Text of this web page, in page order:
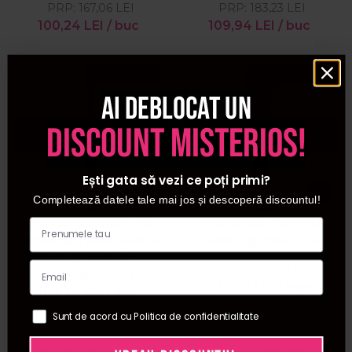
100,24 LEI / buc
PRP: 167,06 LEI
109,94 LEI / buc
PRP: 183,23 LEI
Stoc epuizat
Evagarden Pensula
limba de pisica pentru
fard de ochi nr. 7
100,24LEI / buc
PRP:
Stoc epuizat
Pret special
Evagarden Pensula
Ai deblocat un
discount misterios!
Ești gata să vezi ce poți primi?
Completează datele tale mai jos și descoperă discountul!
Sunt de acord cu Politica de confidentialitate